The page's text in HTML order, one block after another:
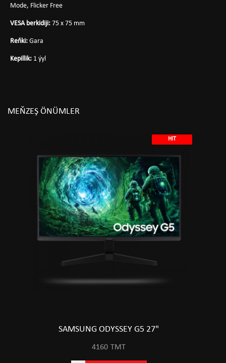
Mode, Flicker Free
VESA berkidiji: 75 x 75 mm
Reňki: Gara
Kepillik: 1 ýyl
MEŇZEŞ ÖNÜMLER
HIT
SAMSUNG ODYSSEY G5 27"
4160 TMT